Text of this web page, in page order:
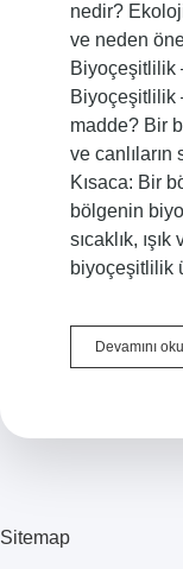
nedir?
ve neden
Biyoçeşitlilik
Biyoçeşitlilik
madde? Bir
ve canlıların
Kısaca: Bir
bölgenin
sıcaklık,
biyoçeşitlilik
Devamını
Sitemap